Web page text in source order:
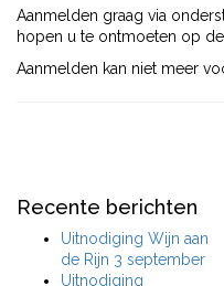
Aanmelden graag via
hopen u te ontmoeten op
Aanmelden kan niet meer
Recente berichten
Uitnodiging Wijn aan
de Rijn 3 september
Uitnodiging